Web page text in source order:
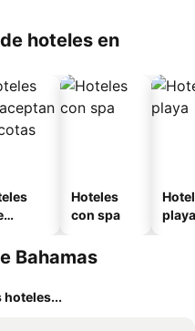
hoteles en
Hoteles
con spa
playa
Bahamas
hoteles...